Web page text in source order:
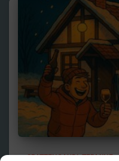
SPATZENGAUDI TERMINE